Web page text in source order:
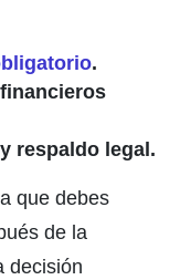
.
y respaldo legal.
que debes
de la
decisión